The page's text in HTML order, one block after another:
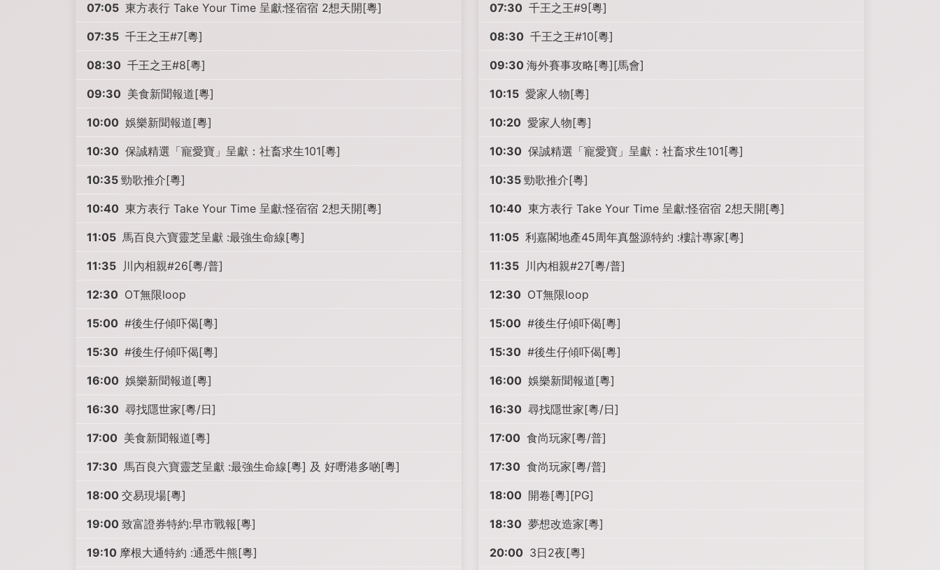
07:05 東方表行 Take Your Time 呈獻:怪宿宿 2想天開[粵]
07:35 千王之王#7[粵]
08:30 千王之王#8[粵]
09:30 美食新聞報道[粵]
10:00 娛樂新聞報道[粵]
10:30 保誠精選「寵愛寶」呈獻：社畜求生101[粵]
10:35 勁歌推介[粵]
10:40 東方表行 Take Your Time 呈獻:怪宿宿 2想天開[粵]
11:05 馬百良六寶靈芝呈獻 :最強生命線[粵]
11:35 川內相親#26[粵/普]
12:30 OT無限loop
15:00 #後生仔傾吓偈[粵]
15:30 #後生仔傾吓偈[粵]
16:00 娛樂新聞報道[粵]
16:30 尋找隱世家[粵/日]
17:00 美食新聞報道[粵]
17:30 馬百良六寶靈芝呈獻 :最強生命線[粵] 及 好嘢港多啲[粵]
18:00 交易現場[粵]
19:00 致富證券特約:早市戰報[粵]
19:10 摩根大通特約 :通悉牛熊[粵]
07:30 千王之王#9[粵]
08:30 千王之王#10[粵]
09:30 海外賽事攻略[粵][馬會]
10:15 愛家人物[粵]
10:20 愛家人物[粵]
10:30 保誠精選「寵愛寶」呈獻：社畜求生101[粵]
10:35 勁歌推介[粵]
10:40 東方表行 Take Your Time 呈獻:怪宿宿 2想天開[粵]
11:05 利嘉閣地產45周年真盤源特約 :樓計專家[粵]
11:35 川內相親#27[粵/普]
12:30 OT無限loop
15:00 #後生仔傾吓偈[粵]
15:30 #後生仔傾吓偈[粵]
16:00 娛樂新聞報道[粵]
16:30 尋找隱世家[粵/日]
17:00 食尚玩家[粵/普]
17:30 食尚玩家[粵/普]
18:00 開卷[粵][PG]
18:30 夢想改造家[粵]
20:00 3日2夜[粵]